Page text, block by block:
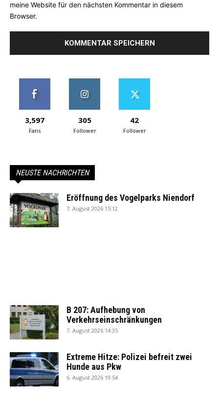
meine Website für den nächsten Kommentar in diesem
Browser.
3,597
Fans
305
Follower
42
Follower
NEUSTE NACHRICHTEN
Eröffnung des Vogelparks Niendorf
7. August 2026 15:12
B 207: Aufhebung von
Verkehrseinschränkungen
7. August 2026 14:35
Extreme Hitze: Polizei befreit zwei
Hunde aus Pkw
6. August 2026 19:54